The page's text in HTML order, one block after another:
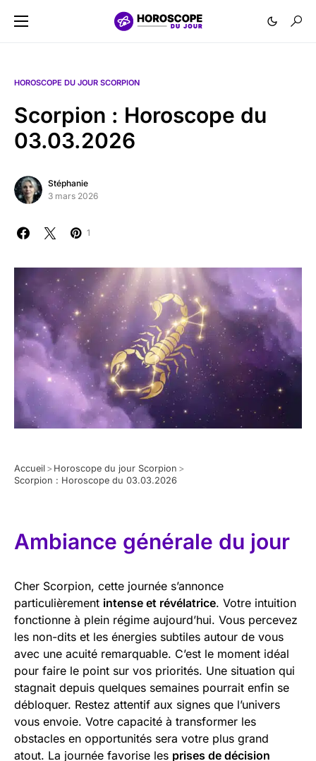
HOROSCOPE DU JOUR SCORPION
Scorpion : Horoscope du
03.03.2026
Stéphanie
3 mars 2026
1
Accueil > Horoscope du jour Scorpion >
Scorpion : Horoscope du 03.03.2026
Ambiance générale du jour
Cher Scorpion, cette journée s’annonce
particulièrement intense et révélatrice. Votre intuition
fonctionne à plein régime aujourd’hui. Vous percevez
les non-dits et les énergies subtiles autour de vous
avec une acuité remarquable. C’est le moment idéal
pour faire le point sur vos priorités. Une situation qui
stagnait depuis quelques semaines pourrait enfin se
débloquer. Restez attentif aux signes que l’univers
vous envoie. Votre capacité à transformer les
obstacles en opportunités sera votre plus grand
atout. La journée favorise les prises de décision